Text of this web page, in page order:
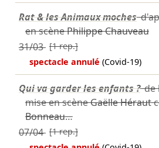
Rat & les Animaux moches
en scènePhilippe Chauveau
31/03 [1 rep.]
spectacle annulé(Covid-19)
Qui va garder les enfants ?de
mise en scèneGaëlle Héraut
Bonneau…
07/04 [1 rep.]